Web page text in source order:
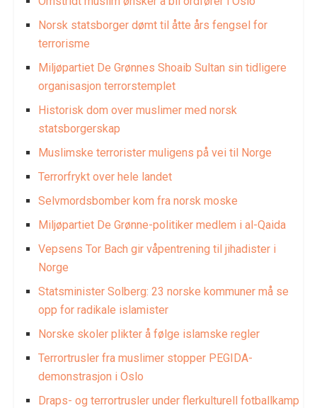
Norsk statsborger dømt til åtte års fengsel for
terrorisme
Miljøpartiet De Grønnes Shoaib Sultan sin tidligere
organisasjon terrorstemplet
Historisk dom over muslimer med norsk
statsborgerskap
Muslimske terrorister muligens på vei til Norge
Terrorfrykt over hele landet
Selvmordsbomber kom fra norsk moske
Miljøpartiet De Grønne-politiker medlem i al-Qaida
Vepsens Tor Bach gir våpentrening til jihadister i
Norge
Statsminister Solberg: 23 norske kommuner må se
opp for radikale islamister
Norske skoler plikter å følge islamske regler
Terrortrusler fra muslimer stopper PEGIDA-
demonstrasjon i Oslo
Draps- og terrortrusler under flerkulturell fotballkamp